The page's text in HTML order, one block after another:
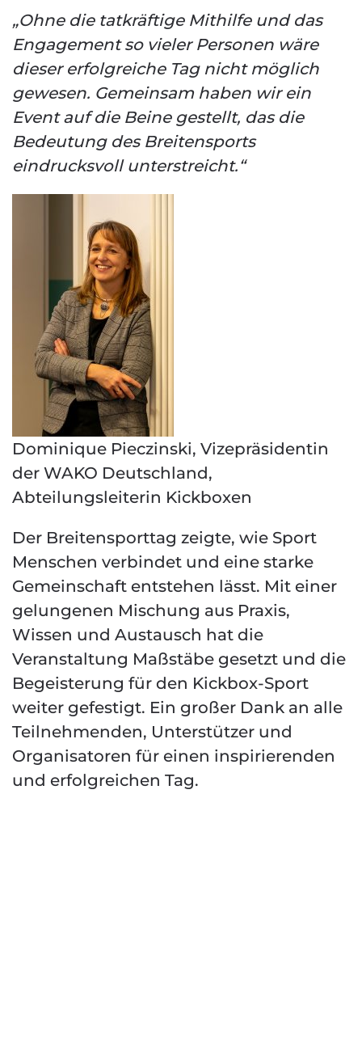
„Ohne die tatkräftige Mithilfe und das
Engagement so vieler Personen wäre
dieser erfolgreiche Tag nicht möglich
gewesen. Gemeinsam haben wir ein
Event auf die Beine gestellt, das die
Bedeutung des Breitensports
eindrucksvoll unterstreicht.“
Dominique Pieczinski, Vizepräsidentin
der WAKO Deutschland,
Abteilungsleiterin Kickboxen
Der Breitensporttag zeigte, wie Sport
Menschen verbindet und eine starke
Gemeinschaft entstehen lässt. Mit einer
gelungenen Mischung aus Praxis,
Wissen und Austausch hat die
Veranstaltung Maßstäbe gesetzt und die
Begeisterung für den Kickbox-Sport
weiter gefestigt. Ein großer Dank an alle
Teilnehmenden, Unterstützer und
Organisatoren für einen inspirierenden
und erfolgreichen Tag.